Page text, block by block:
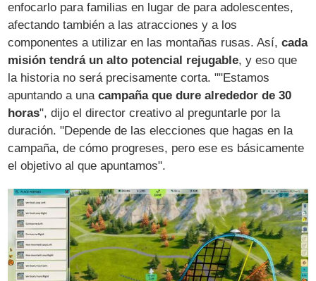
enfocarlo para familias en lugar de para adolescentes,
afectando también a las atracciones y a los
componentes a utilizar en las montañas rusas. Así,cada
misión tendrá un alto potencial rejugable, y eso que
la historia no será precisamente corta. ""Estamos
apuntando a unacampaña que dure alrededor de 30
horas", dijo el director creativo al preguntarle por la
duración. "Depende de las elecciones que hagas en la
campaña, de cómo progreses, pero ese es básicamente
el objetivo al que apuntamos".